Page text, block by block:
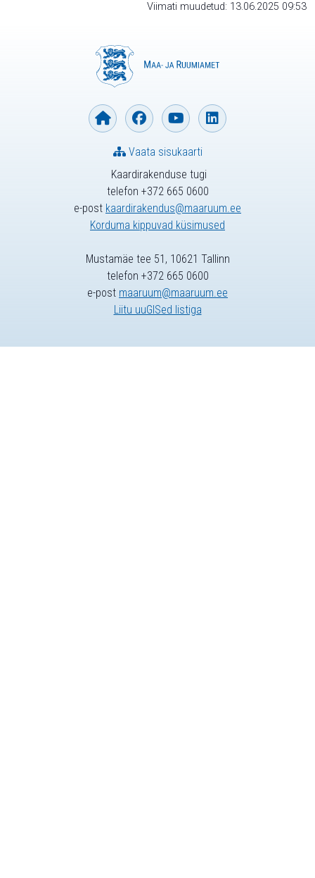
Viimati muudetud: 13.06.2025 09:53
Kaardirakenduse tugi
telefon +372 665 0600
e-post kaardirakendus@maaruum.ee
Korduma kippuvad küsimused
Vaata sisukaarti
Mustamäe tee 51, 10621 Tallinn
telefon +372 665 0600
e-post maaruum@maaruum.ee
Liitu uuGISed listiga